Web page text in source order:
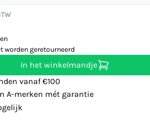
worden geretourneerd
In het winkelmandje
vanaf €100
A-merken mét garantie